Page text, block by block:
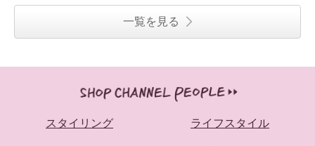
一覧を見る
スタイリング ライフスタイル